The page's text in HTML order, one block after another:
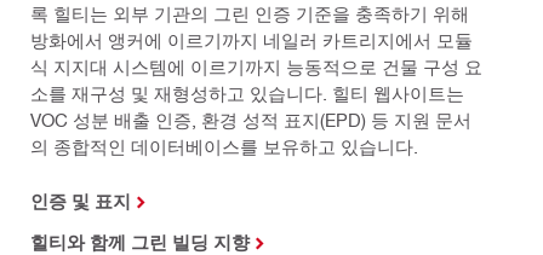
록 힐티는 외부 기관의 그린 인증 기준을 충족하기 위해
방화에서 앵커에 이르기까지 네일러 카트리지에서 모듈
식 지지대 시스템에 이르기까지 능동적으로 건물 구성 요
소를 재구성 및 재형성하고 있습니다. 힐티 웹사이트는
VOC 성분 배출 인증, 환경 성적 표지(EPD) 등 지원 문서
의 종합적인 데이터베이스를 보유하고 있습니다.
인증 및 표지
힐티와 함께 그린 빌딩 지향